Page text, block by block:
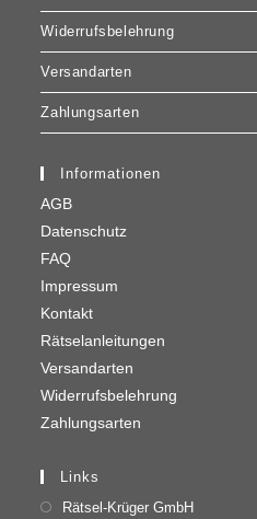
Widerrufsbelehrung
Versandarten
Zahlungsarten
Informationen
AGB
Datenschutz
FAQ
Impressum
Kontakt
Rätselanleitungen
Versandarten
Widerrufsbelehrung
Zahlungsarten
Links
Rätsel-Krüger GmbH